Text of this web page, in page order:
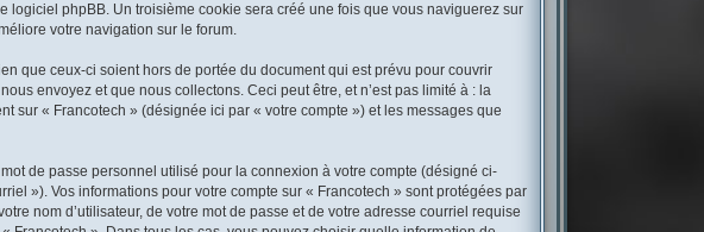
phpBB. Un troisième cookie sera créé une fois que vous naviguerez sur
votre navigation sur le forum.
que ceux-ci soient hors de portée du document qui est prévu pour couvrir
envoyez et que nous collectons. Ceci peut être, et n’est pas limité à : la
sur « Francotech » (désignée ici par « votre compte ») et les messages que
de passe personnel utilisé pour la connexion à votre compte (désigné ci-
»). Vos informations pour votre compte sur « Francotech » sont protégées par
nom d’utilisateur, de votre mot de passe et de votre adresse courriel requise